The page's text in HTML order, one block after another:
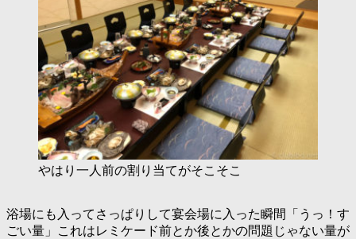
やはり一人前の割り当てがそこそこ
浴場にも入ってさっぱりして宴会場に入った瞬間「 うっ！す
ごい量 」これはレミケード前とか後とかの問題じゃない量が